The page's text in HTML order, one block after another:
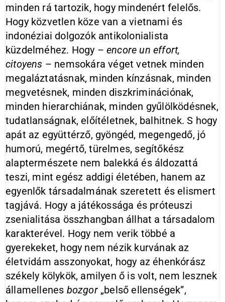
minden rá tartozik, hogy mindenért felelős.
Hogy közvetlen köze van a vietnami és
indonéziai dolgozók antikolonialista
küzdelméhez. Hogy – encore un effort,
citoyens – nemsokára véget vetnek minden
megaláztatásnak, minden kínzásnak, minden
megvetésnek, minden diszkriminációnak,
minden hierarchiának, minden gyűlölködésnek,
tudatlanságnak, előítéletnek, balhitnek. S hogy
apát az együttérző, gyöngéd, megengedő, jó
humorú, megértő, türelmes, segítőkész
alaptermészete nem balekká és áldozattá
teszi, mint egész addigi életében, hanem az
egyenlők társadalmának szeretett és elismert
tagjává. Hogy a játékossága és próteuszi
zsenialitása összhangban állhat a társadalom
karakterével. Hogy nem verik többé a
gyerekeket, hogy nem nézik kurvának az
életvidám asszonyokat, hogy az éhenkórász
székely kölykök, amilyen ő is volt, nem lesznek
államellenes bozgor„belső ellenségek”,